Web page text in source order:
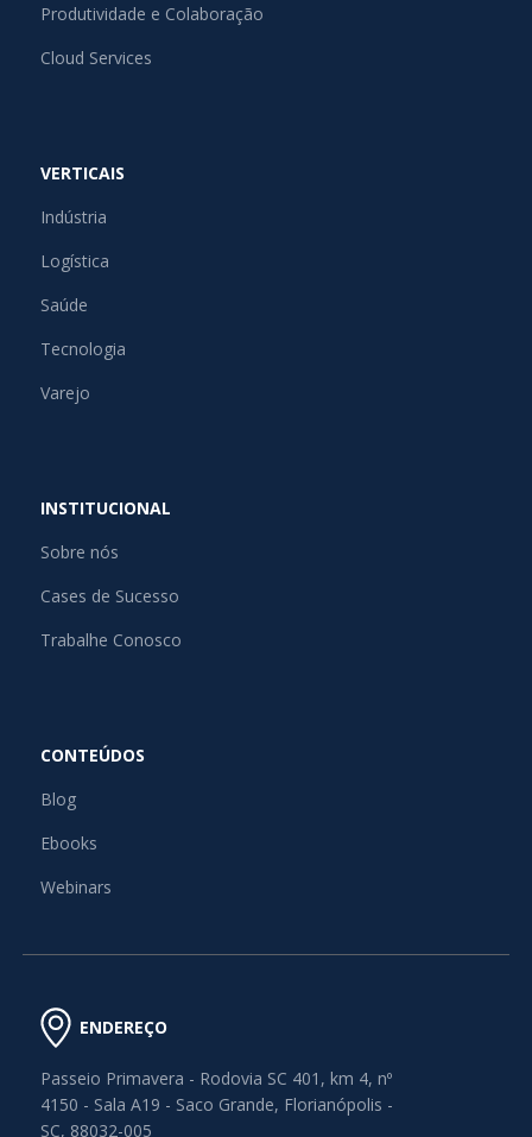
Produtividade e Colaboração
Cloud Services
VERTICAIS
Indústria
Logística
Saúde
Tecnologia
Varejo
INSTITUCIONAL
Sobre nós
Cases de Sucesso
Trabalhe Conosco
CONTEÚDOS
Blog
Ebooks
Webinars
ENDEREÇO
Passeio Primavera - Rodovia SC 401, km 4, nº
4150 - Sala A19 - Saco Grande, Florianópolis -
SC, 88032-005